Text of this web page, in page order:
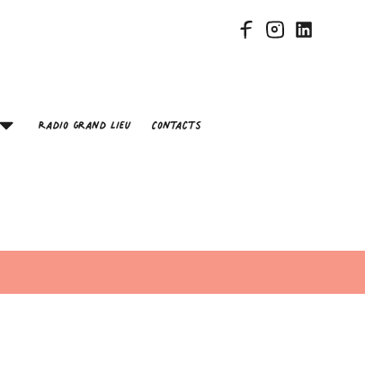
Radio Grand Lieu Contacts